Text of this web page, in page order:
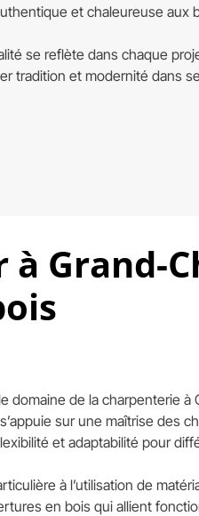
et chaleureuse aux
se reflète dans chaque
tradition et modernité dans
Grand-
domaine de la charpenterie
sur une maîtrise des
et adaptabilité pour
à l’utilisation de
en bois qui allient